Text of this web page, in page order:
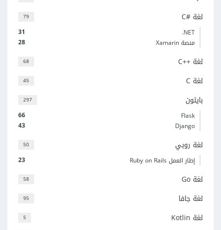
79 لغة C#‎
31
‎.NET
28
منصة Xamarin
68 لغة C++‎
45 لغة C
297 بايثون
66
Flask
43
Django
50 لغة روبي
23 إطار العمل Ruby on Rails
58 لغة Go
95 لغة جافا
5 لغة Kotlin